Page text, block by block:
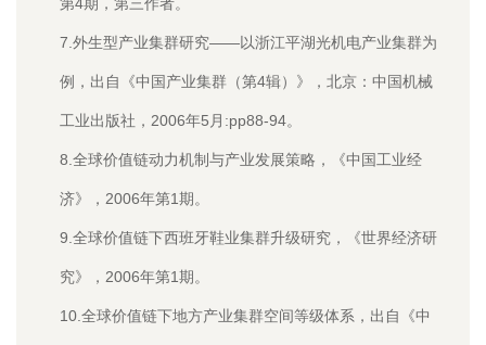
第4期，第三作者。
7.外生型产业集群研究——以浙江平湖光机电产业集群为
例，出自《中国产业集群（第4辑）》，北京：中国机械
工业出版社，2006年5月:pp88-94。
8.全球价值链动力机制与产业发展策略，《中国工业经
济》，2006年第1期。
9.全球价值链下西班牙鞋业集群升级研究，《世界经济研
究》，2006年第1期。
10.全球价值链下地方产业集群空间等级体系，出自《中